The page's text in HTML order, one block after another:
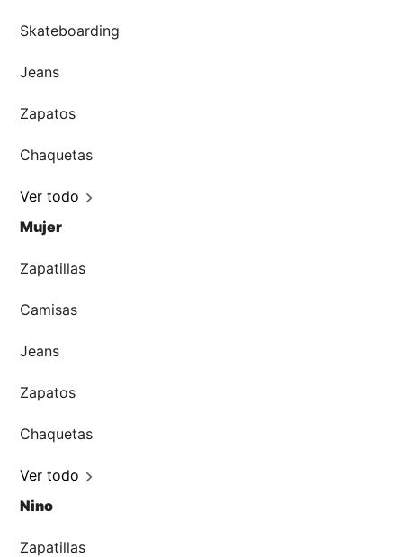
Tiendas
Skateboarding
Jeans
Zapatos
Chaquetas
Ver todo
Mujer
Zapatillas
Camisas
Jeans
Zapatos
Chaquetas
Ver todo
Nino
Zapatillas